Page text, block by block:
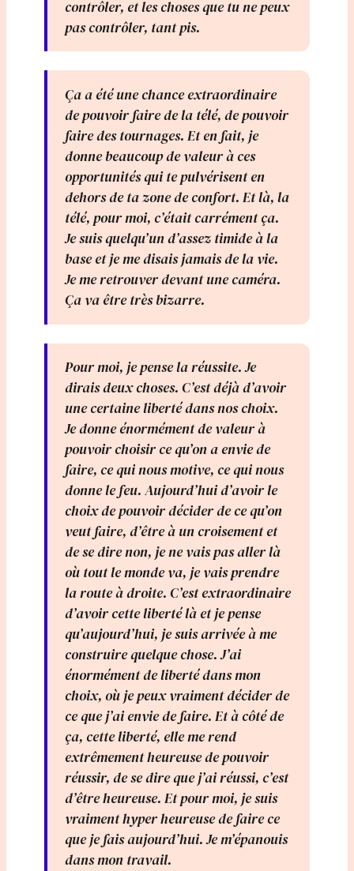
contrôler, et les choses que tu ne peux
pas contrôler, tant pis.
Ça a été une chance extraordinaire
de pouvoir faire de la télé, de pouvoir
faire des tournages. Et en fait, je
donne beaucoup de valeur à ces
opportunités qui te pulvérisent en
dehors de ta zone de confort. Et là, la
télé, pour moi, c’était carrément ça.
Je suis quelqu’un d’assez timide à la
base et je me disais jamais de la vie.
Je me retrouver devant une caméra.
Ça va être très bizarre.
Pour moi, je pense la réussite. Je
dirais deux choses. C’est déjà d’avoir
une certaine liberté dans nos choix.
Je donne énormément de valeur à
pouvoir choisir ce qu’on a envie de
faire, ce qui nous motive, ce qui nous
donne le feu. Aujourd’hui d’avoir le
choix de pouvoir décider de ce qu’on
veut faire, d’être à un croisement et
de se dire non, je ne vais pas aller là
où tout le monde va, je vais prendre
la route à droite. C’est extraordinaire
d’avoir cette liberté là et je pense
qu’aujourd’hui, je suis arrivée à me
construire quelque chose. J’ai
énormément de liberté dans mon
choix, où je peux vraiment décider de
ce que j’ai envie de faire. Et à côté de
ça, cette liberté, elle me rend
extrêmement heureuse de pouvoir
réussir, de se dire que j’ai réussi, c’est
d’être heureuse. Et pour moi, je suis
vraiment hyper heureuse de faire ce
que je fais aujourd’hui. Je m’épanouis
dans mon travail.